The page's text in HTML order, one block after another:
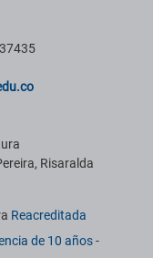
Risaralda
Reacreditada
de 10 años-